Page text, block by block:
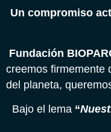
Un compromiso
Fundación
creemos firmemente
del planeta,
Bajo el lema “